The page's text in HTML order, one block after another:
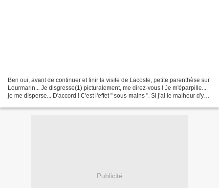
Ben oui, avant de continuer et finir la visite de Lacoste, petite parenthèse sur
Lourmarin... Je disgresse(1) picturalement, me direz-vous ! Je m'éparpille...
je me disperse... D'accord ! C'est l'effet " sous-mains ". Si j'ai le malheur d'y
Publicité